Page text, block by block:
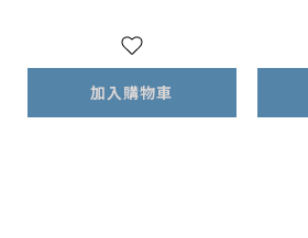
加入購物車